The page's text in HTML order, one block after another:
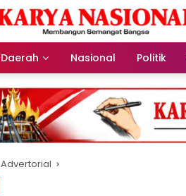
Daerah Nasional Politik
Advertorial